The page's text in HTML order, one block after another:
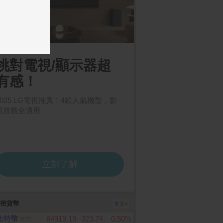
貨幣
特幣 64919.19 323.74 0.50%